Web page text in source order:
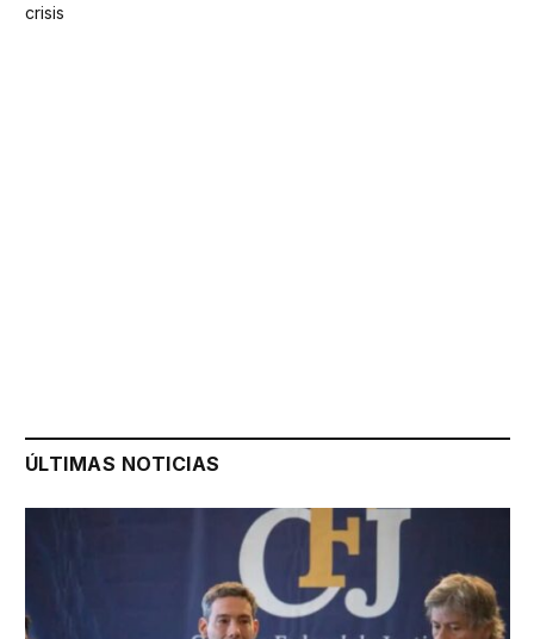
crisis
ÚLTIMAS NOTICIAS